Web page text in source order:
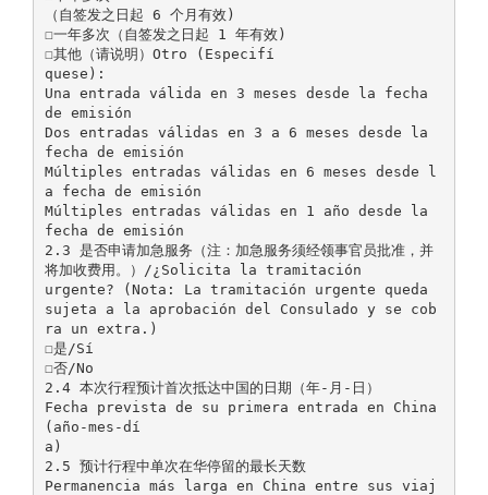
（自签发之日起 6 个月有效)
☐一年多次（自签发之日起 1 年有效)
☐其他（请说明）Otro (Especifí
quese):
Una entrada válida en 3 meses desde la fecha
de emisión
Dos entradas válidas en 3 a 6 meses desde la
fecha de emisión
Múltiples entradas válidas en 6 meses desde l
a fecha de emisión
Múltiples entradas válidas en 1 año desde la
fecha de emisión
2.3 是否申请加急服务（注：加急服务须经领事官员批准，并
将加收费用。）/¿Solicita la tramitación
urgente? (Nota: La tramitación urgente queda
sujeta a la aprobación del Consulado y se cob
ra un extra.)
☐是/Sí
☐否/No
2.4 本次行程预计首次抵达中国的日期（年-月-日）
Fecha prevista de su primera entrada en China
(año-mes-dí
a)
2.5 预计行程中单次在华停留的最长天数
Permanencia más larga en China entre sus viaj